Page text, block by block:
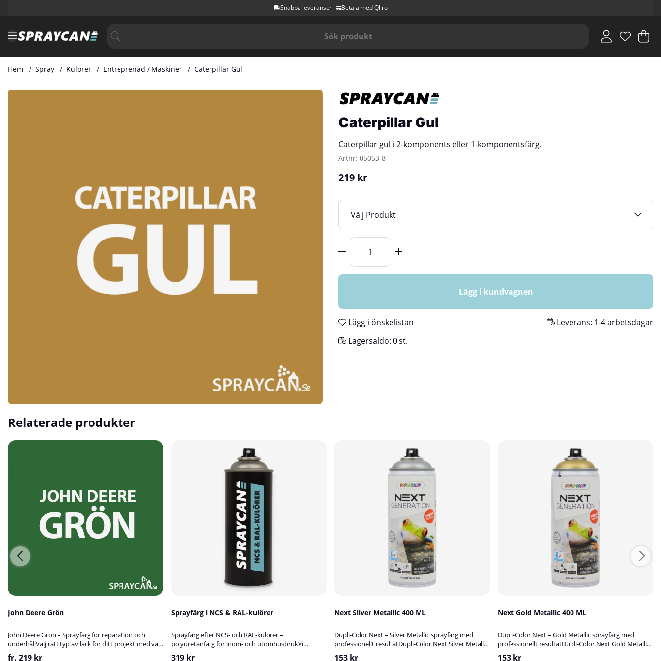
Snabba leveranser Betala med Qliro
.
Hem Spray Kulörer Entreprenad / Maskiner Caterpillar Gul
Produktbilder Caterpillar Gul
Caterpillar Gul
Caterpillar gul i 2-komponents eller 1-komponentsfärg.
Artnr: 05053-8
219 kr
Produkt
Lägg i kundvagnen
Lägg i önskelistan Leverans: 1-4 arbetsdagar
Lagersaldo: 0st.
Relaterade produkter
John Deere Grön
John Deere Grön – Sprayfärg för reparation och
underhållVälj rätt typ av lack för ditt projekt med vår
John Deere Grön, tillgänglig som både 1-
fr. 219 kr
Sprayfärg i NCS & RAL-kulörer
Sprayfärg efter NCS- och RAL-kulörer –
polyuretanfärg för inom- och utomhusbrukVi
tillverkar sprayfärg efter både NCS- och RAL-kulörer,
319 kr
Next Silver Metallic 400 ML
Dupli-Color Next – Silver Metallic sprayfärg med
professionellt resultatDupli-Color Next Silver Metallic
är en innovativ sprayfärg som kombinerar enkel
153 kr
Next Gold Metallic 400 ML
Dupli-Color Next – Gold Metallic sprayfärg med
professionellt resultatDupli-Color Next Gold Metallic
är en innovativ sprayfärg som kombinerar enkel
153 kr